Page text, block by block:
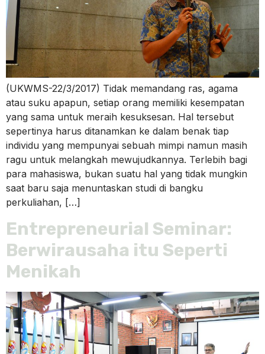
(UKWMS-22/3/2017) Tidak memandang ras, agama
atau suku apapun, setiap orang memiliki kesempatan
yang sama untuk meraih kesuksesan. Hal tersebut
sepertinya harus ditanamkan ke dalam benak tiap
individu yang mempunyai sebuah mimpi namun masih
ragu untuk melangkah mewujudkannya. Terlebih bagi
para mahasiswa, bukan suatu hal yang tidak mungkin
saat baru saja menuntaskan studi di bangku
perkuliahan, […]
Entrepreneurial Seminar:
Berwirausaha itu Seperti
Menikah